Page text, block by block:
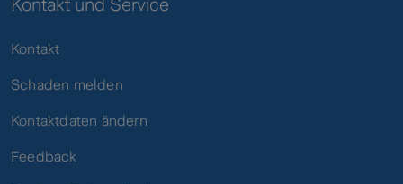
Kontakt und Service
Kontakt
Schaden melden
Kontaktdaten ändern
Feedback